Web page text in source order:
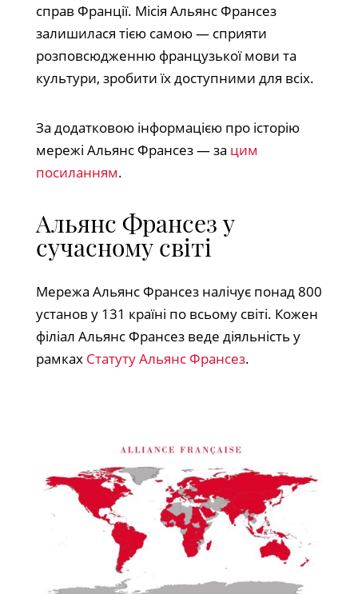
справ Франції. Місія Альянс Франсез
залишилася тією самою — сприяти
розповсюдженню французької мови та
культури, зробити їх доступними для всіх.
За додатковою інформацією про історію
мережі Альянс Франсез — за цим
посиланням.
Альянс Франсез у
сучасному світі
Мережа Альянс Франсез налічує понад 800
установ у 131 країні по всьому світі. Кожен
філіал Альянс Франсез веде діяльність у
рамках Статуту Альянс Франсез.